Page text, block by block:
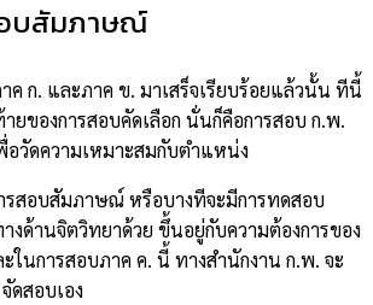
บสัมภาษณ์
ค ก. และภาค ข. มาเสร็จเรียบร้อยแล้วนั้น ทีนี้
ยของการสอบคัดเลือก นั่นก็คือการสอบ ก.พ.
อวัดความเหมาะสมกับตำแหน่ง
สอบสัมภาษณ์ หรือบางทีจะมีการทดสอบ
งด้านจิตวิทยาด้วย ขึ้นอยู่กับความต้องการของ
ในการสอบภาค ค. นี้ ทางสำนักงาน ก.พ. จะ
ดสอบเอง